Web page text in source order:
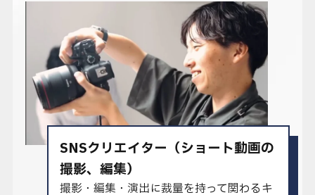
SNSクリエイター（ショート動画の
撮影、編集）
撮影・編集・演出に裁量を持って関わるキ